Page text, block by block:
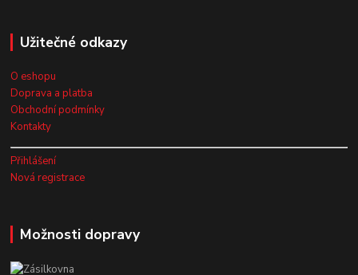
Užitečné odkazy
O eshopu
Doprava a platba
Obchodní podmínky
Kontakty
Přihlášení
Nová registrace
Možnosti dopravy